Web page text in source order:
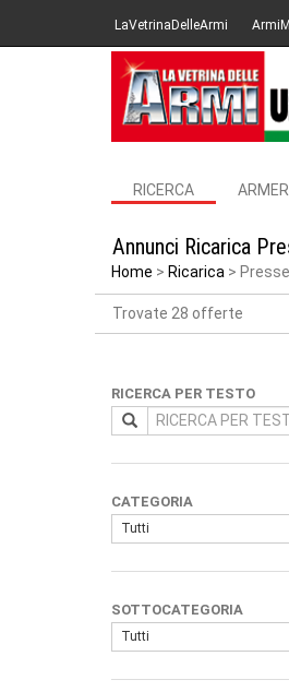
LaVetrinaDelleArmi
RICERCA
Annunci Ricarica
Home Ricarica Presse
Trovate 28 offerte
RICERCA PER TESTO
CATEGORIA
Tutti
SOTTOCATEGORIA
Tutti